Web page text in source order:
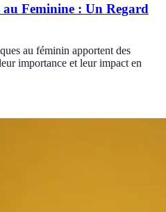
Feminine : Un Regard
au féminin apportent des
importance et leur impact en